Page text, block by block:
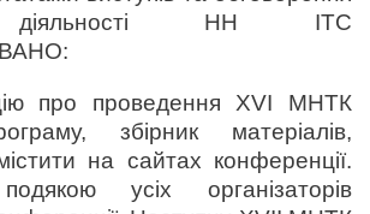
діяльності НН ІТС
про проведення ХVІ МНТК
збірник матеріалів,
на сайтах конференції.
усіх організаторів